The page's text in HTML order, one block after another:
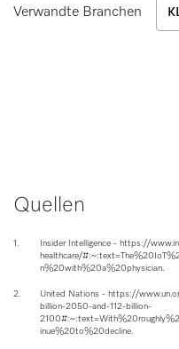
Verwandte Branchen
Quellen
1.
Insider Intelligence - https://
healthcare/
n%20with%20a%20physician.
2.
United Nations - https://
billion-2050-and-112-billion-
inue%20to%20decline.